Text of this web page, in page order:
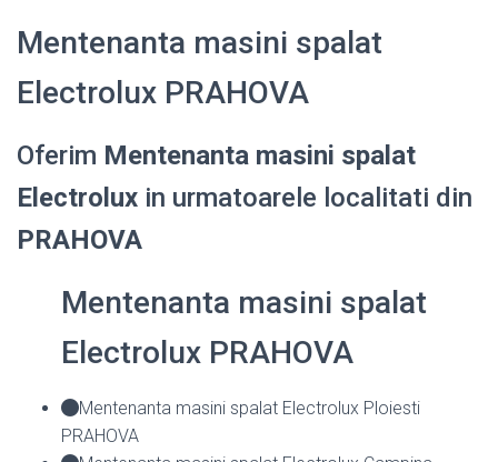
Mentenanta masini spalat
Electrolux PRAHOVA
Oferim Mentenanta masini spalat
Electrolux in urmatoarele localitati din
PRAHOVA
Mentenanta masini spalat
Electrolux PRAHOVA
Mentenanta masini spalat Electrolux Ploiesti
PRAHOVA